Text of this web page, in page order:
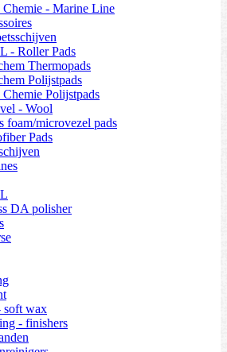
- Marine Line
- Roller Pads
Thermopads
Polijstpads
Polijstpads
- Wool
foam/microvezel pads
Pads
DA polisher
soft wax
- finishers